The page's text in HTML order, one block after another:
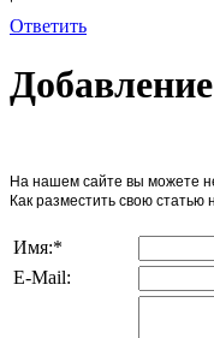
Ответить
На нашем сайте вы можете
Как разместить свою статью
Имя:*
E-Mail: